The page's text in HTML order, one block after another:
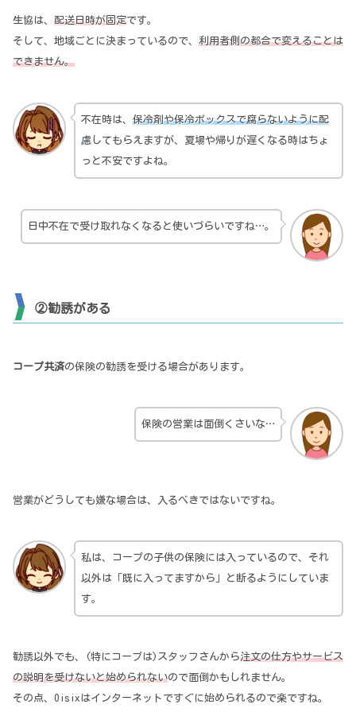
生協は、 配送日時が固定です。
そして、地域ごとに決まっているので、 利用者側の都合で変えることは
できません。
不在時は、 保冷剤や保冷ボックスで腐らないように配
慮してもらえますが、夏場や帰りが遅くなる時はちょ
っと不安ですよね。
日中不在で受け取れなくなると使いづらいですね…。
②勧誘がある
コープ共済の保険の勧誘を受ける場合があります。
保険の営業は面倒くさいな…
営業がどうしても嫌な場合は、入るべきではないですね。
私は、コープの子供の保険には入っているので、それ
以外は「既に入ってますから」と断るようにしていま
す。
勧誘以外でも、(特にコープは)スタッフさんから注文の仕方やサービス
の説明を受けないと始められないので面倒かもしれません。
その点、Oisixはインターネットですぐに始められるので楽ですね。